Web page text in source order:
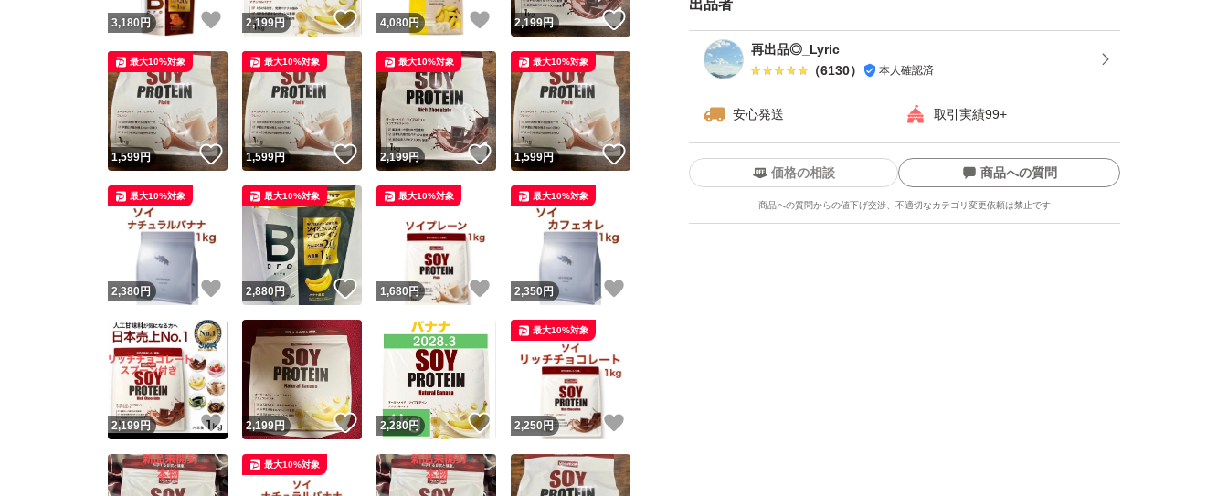
出品者
再出品◎_Lyric
（6130） 本人確認済
安心発送 取引実績99+
価格の相談 商品への質問
商品への質問からの値下げ交渉、不適切なカテゴリ変更依頼は禁止です
3,180 円 いいね！
2,199円 いいね！
4,080 円 いいね！
2,199円 いいね！
1,599円 いいね！
最大10%対象
1,599円 いいね！
最大10%対象
2,199円 いいね！
最大10%対象
1,599円
最大10%対象
2,380円 いいね！
最大10%対象
2,880円 いいね！
最大10%対象
1,680 円 いいね！
最大10%対象
2,350円
最大10%対象
2,199円 いいね！
2,199円 いいね！
2,280円 いいね！
2,250 円
最大10%対象
最大10%対象